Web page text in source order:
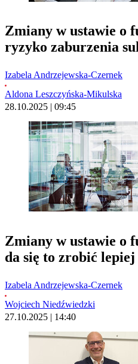
Zmiany w ustawie o
ryzyko zaburzenia
Izabela Andrzejewska-Czernek
Aldona Leszczyńska-Mikulska
28.10.2025 | 09:45
Zmiany w ustawie o
da się to zrobić lepiej
Izabela Andrzejewska-Czernek
Wojciech Niedźwiedzki
27.10.2025 | 14:40